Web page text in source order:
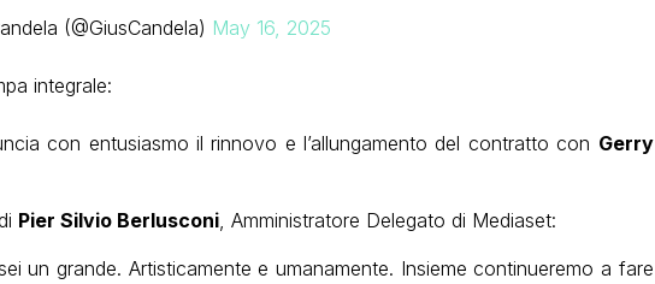
(@GiusCandela) May 16, 2025
integrale:
con entusiasmo il rinnovo e l’allungamento del contratto con Gerry
Pier Silvio Berlusconi, Amministratore Delegato di Mediaset:
un grande. Artisticamente e umanamente. Insieme continueremo a fare